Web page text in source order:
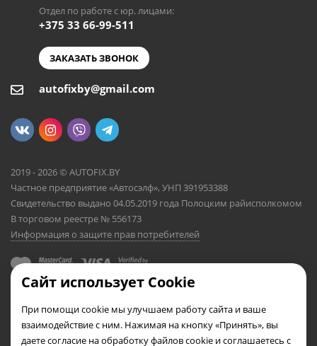
Отдел по работе с юр. лицами:
+375 33 66-99-511
ЗАКАЗАТЬ ЗВОНОК
autofixby@gmail.com
2019 - 2026 © AUTOFIX.BY
Частное предприятие «Автосэлф», УНП 391953388
Свидетельство выдано 04.05.2019 года Полоцким райисполкомом
В торговом реестре № 556173
Информация о защите прав потребителей
Сайт использует Cookie
При помощи cookie мы улучшаем работу сайта и ваше
взаимодействие с ним. Нажимая на кнопку «Принять», вы
даете согласие на обработку файлов cookie и соглашаетесь с